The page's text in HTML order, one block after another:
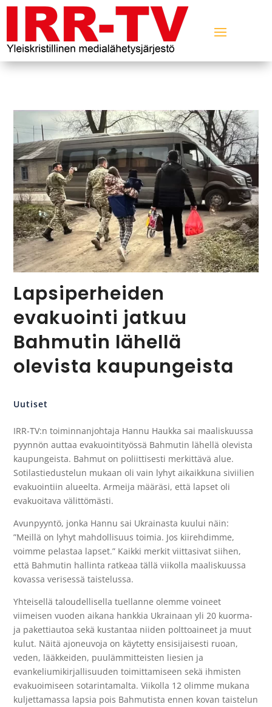
Lapsiperheiden
evakuointi jatkuu
Bahmutin lähellä
olevista kaupungeista
Uutiset
IRR-TV:n toiminnanjohtaja Hannu Haukka sai maaliskuussa
pyynnön auttaa evakuointityössä Bahmutin lähellä olevista
kaupungeista. Bahmut on poliittisesti merkittävä alue.
Sotilastiedustelun mukaan oli vain lyhyt aikaikkuna siviilien
evakuointiin alueelta. Armeija määräsi, että lapset oli
evakuoitava välittömästi.
Avunpyyntö, jonka Hannu sai Ukrainasta kuului näin:
”Meillä on lyhyt mahdollisuus toimia. Jos kiirehdimme,
voimme pelastaa lapset.” Kaikki merkit viittasivat siihen,
että Bahmutin hallinta ratkeaa tällä viikolla maaliskuussa
kovassa verisessä taistelussa.
Yhteisellä taloudellisella tuellanne olemme voineet
viimeisen vuoden aikana hankkia Ukrainaan yli 20 kuorma-
ja pakettiautoa sekä kustantaa niiden polttoaineet ja muut
kulut. Näitä ajoneuvoja on käytetty ensisijaisesti ruoan,
veden, lääkkeiden, puulämmitteisten liesien ja
evankeliumikirjallisuuden toimittamiseen sekä ihmisten
evakuoimiseen sotarintamalta. Viikolla 12 olimme mukana
kuljettamassa lapsia pois Bahmutista ennen kovan taistelun